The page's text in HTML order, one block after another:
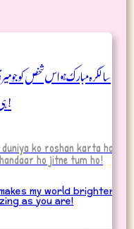
سالگرہ مبارک ہو اس شخص کو جو
ہی شاندار ہو جتنے تم ہو!
ko roshan karta hai.
ho jitne tum ho!
my world brighter.
as you are!